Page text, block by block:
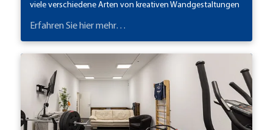
viele verschiedene Arten von kreativen Wandgestaltungen
Erfahren Sie hier mehr…